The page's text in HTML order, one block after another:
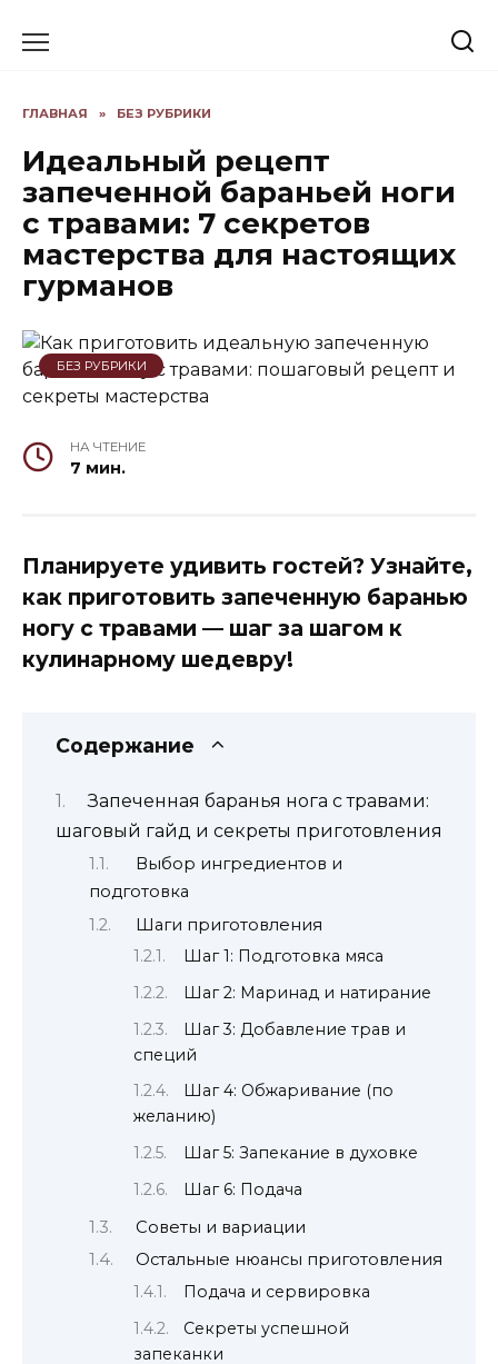
ГЛАВНАЯ » БЕЗ РУБРИКИ
Идеальный рецепт
запеченной бараньей ноги
с травами: 7 секретов
мастерства для настоящих
гурманов
БЕЗ РУБРИКИ
НА ЧТЕНИЕ
7 мин.
Планируете удивить гостей? Узнайте,
как приготовить запеченную баранью
ногу с травами — шаг за шагом к
кулинарному шедевру!
Содержание
Запеченная баранья нога с травами:
шаговый гайд и секреты приготовления
Выбор ингредиентов и
подготовка
Шаги приготовления
Шаг 1: Подготовка мяса
Шаг 2: Маринад и натирание
Шаг 3: Добавление трав и
специй
Шаг 4: Обжаривание (по
желанию)
Шаг 5: Запекание в духовке
Шаг 6: Подача
Советы и вариации
Остальные нюансы приготовления
Подача и сервировка
Секреты успешной
запеканки